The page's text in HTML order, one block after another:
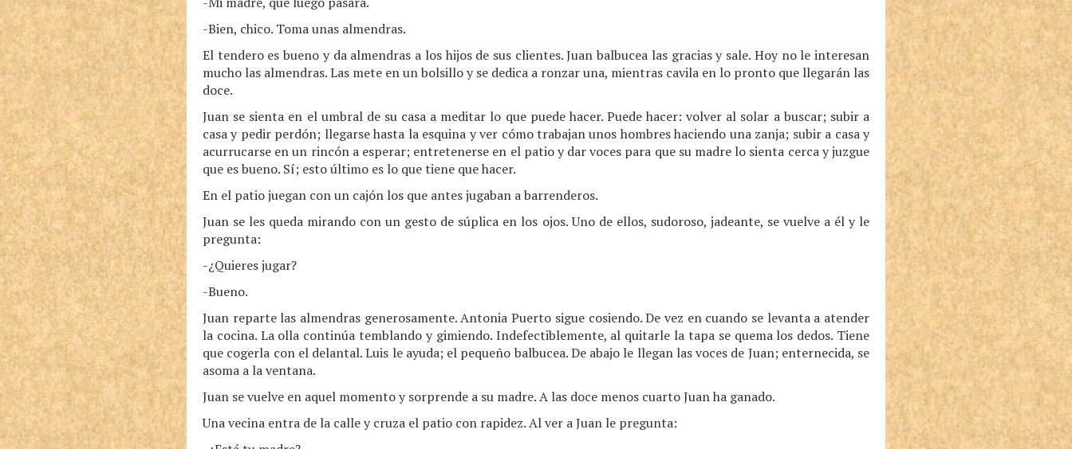
-Bien, chico. Toma unas almendras.
El tendero es bueno y da almendras a los hijos de sus clientes. Juan balbucea las gracias y sale. Hoy no le interesan
mucho las almendras. Las mete en un bolsillo y se dedica a ronzar una, mientras cavila en lo pronto que llegarán las
doce.
Juan se sienta en el umbral de su casa a meditar lo que puede hacer. Puede hacer: volver al solar a buscar; subir a
casa y pedir perdón; llegarse hasta la esquina y ver cómo trabajan unos hombres haciendo una zanja; subir a casa y
acurrucarse en un rincón a esperar; entretenerse en el patio y dar voces para que su madre lo sienta cerca y juzgue
que es bueno. Sí; esto último es lo que tiene que hacer.
En el patio juegan con un cajón los que antes jugaban a barrenderos.
Juan se les queda mirando con un gesto de súplica en los ojos. Uno de ellos, sudoroso, jadeante, se vuelve a él y le
pregunta:
-¿Quieres jugar?
-Bueno.
Juan reparte las almendras generosamente. Antonia Puerto sigue cosiendo. De vez en cuando se levanta a atender
la cocina. La olla continúa temblando y gimiendo. Indefectiblemente, al quitarle la tapa se quema los dedos. Tiene
que cogerla con el delantal. Luis le ayuda; el pequeño balbucea. De abajo le llegan las voces de Juan; enternecida, se
asoma a la ventana.
Juan se vuelve en aquel momento y sorprende a su madre. A las doce menos cuarto Juan ha ganado.
Una vecina entra de la calle y cruza el patio con rapidez. Al ver a Juan le pregunta: